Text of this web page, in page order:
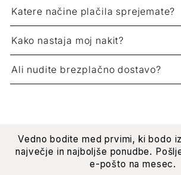
Katere načine plačila sprejemate?
Kako nastaja moj nakit?
Ali nudite brezplačno dostavo?
Vedno bodite med prvimi, ki bodo
največje in najboljše ponudbe.
e-pošto na mesec.